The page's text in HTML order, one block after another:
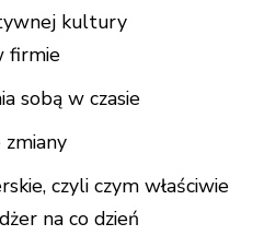
kultury
firmie
sobą w czasie
zmiany
czyli czym właściwie
na co dzień